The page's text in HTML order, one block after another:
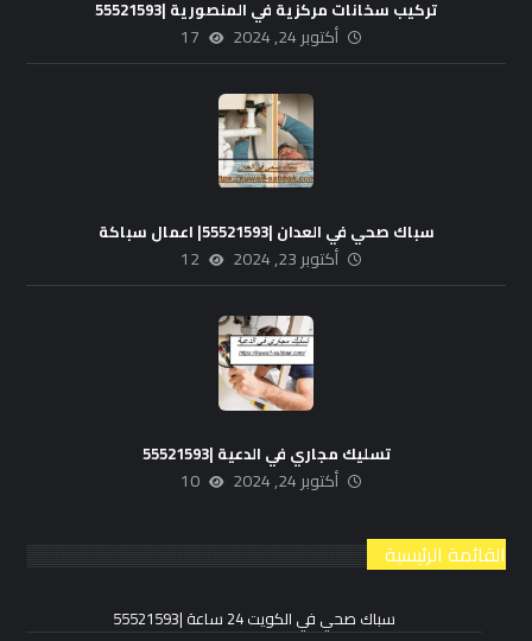
تركيب سخانات مركزية في المنصورية |55521593
أكتوبر 24, 2024 17
سباك صحي في العدان |55521593| اعمال سباكة
أكتوبر 23, 2024 12
تسليك مجاري في الدعية |55521593
أكتوبر 24, 2024 10
القائمة الرئيسية
سباك صحي في الكويت 24 ساعة |55521593